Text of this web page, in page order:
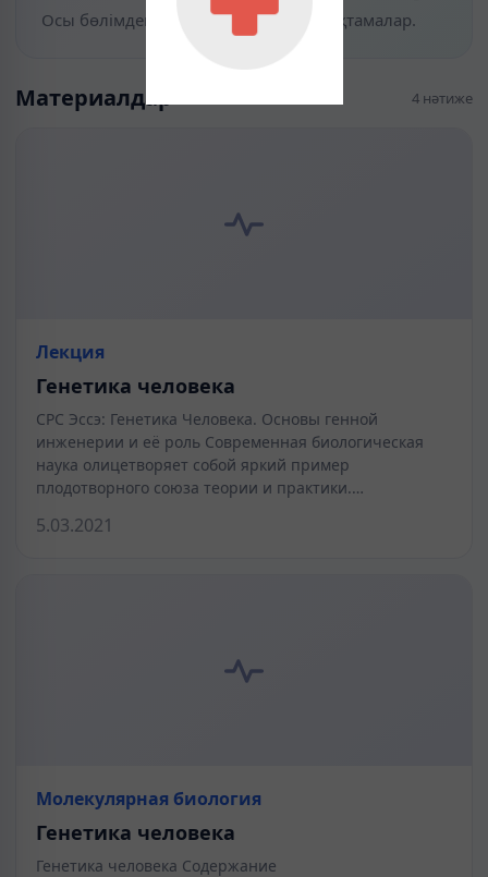
Осы бөлімдегі материалдар мен анықтамалар.
Материалдар 4 нәтиже
Лекция
Генетика человека
СРС Эссэ: Генетика Человека. Основы генной
инженерии и её роль Современная биологическая
наука олицетворяет собой яркий пример
плодотворного союза теории и практики.…
5.03.2021
Молекулярная биология
Генетика человека
Генетика человека Содержание